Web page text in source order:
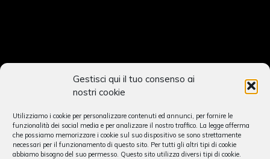
Gestisci qui il tuo consenso ai
nostri cookie
Utilizziamo i cookie per personalizzare contenuti ed annunci, per fornire le
funzionalità dei social media e per analizzare il nostro traffico. La legge afferma
che possiamo memorizzare i cookie sul suo dispositivo se sono strettamente
necessari per il funzionamento di questo sito. Per tutti gli altri tipi di cookie
abbiamo bisogno del suo permesso. Questo sito utilizza diversi tipi di cookie.